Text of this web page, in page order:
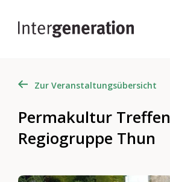
Zur Veranstaltungsübersicht
Permakultur Treffen
Regiogruppe Thun